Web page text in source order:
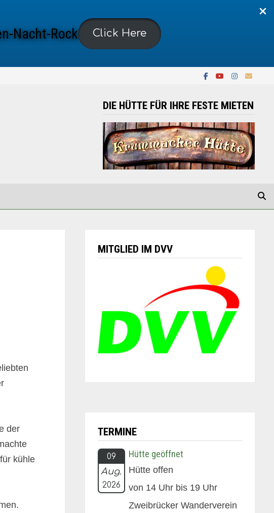
Nacht-Rock Click Here
DIE HÜTTE FÜR IHRE FESTE MIETEN
der
kühle
MITGLIED IM DVV
TERMINE
09
Aug.
2026
Hütte geöffnet
Hütte offen
von 14 Uhr bis 19 Uhr
Zweibrücker Wanderverein